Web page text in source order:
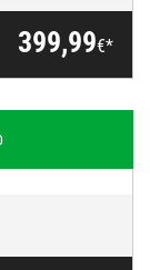
399,99€*